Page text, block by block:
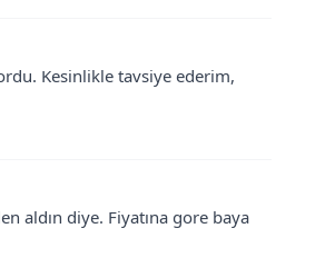
Kesinlikle tavsiye ederim,
aldın diye. Fiyatına gore baya